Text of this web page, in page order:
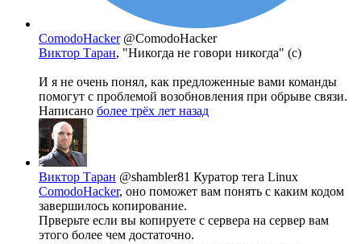
ComodoHacker @ComodoHacker
Виктор Таран, "Никогда не говори никогда" (c)
И я не очень понял, как предложенные вами команды
помогут с проблемой возобновления при обрыве связи.
Написано более трёх лет назад
Виктор Таран @shambler81 Куратор тега Linux
ComodoHacker, оно поможет вам понять с каким кодом
завершилось копирование.
Прверьте если вы копируете с сервера на сервер вам
этого более чем достаточно.